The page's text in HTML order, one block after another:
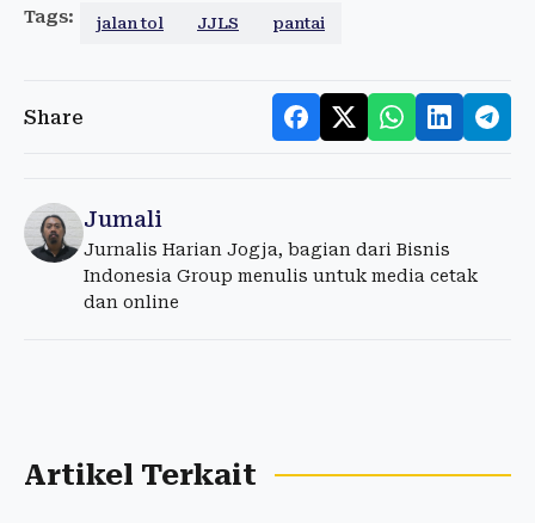
Tags: jalan tol JJLS pantai
Share
Jumali
Jurnalis Harian Jogja, bagian dari Bisnis
Indonesia Group menulis untuk media cetak
dan online
Artikel Terkait